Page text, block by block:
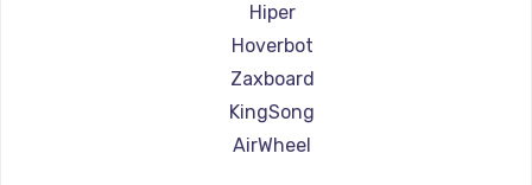
Hiper
Hoverbot
Zaxboard
KingSong
AirWheel